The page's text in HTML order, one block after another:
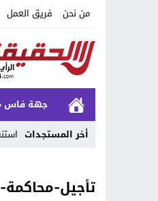
من نحن فريق العمل
جهة فاس
أخر المستجدات
تأجيل-